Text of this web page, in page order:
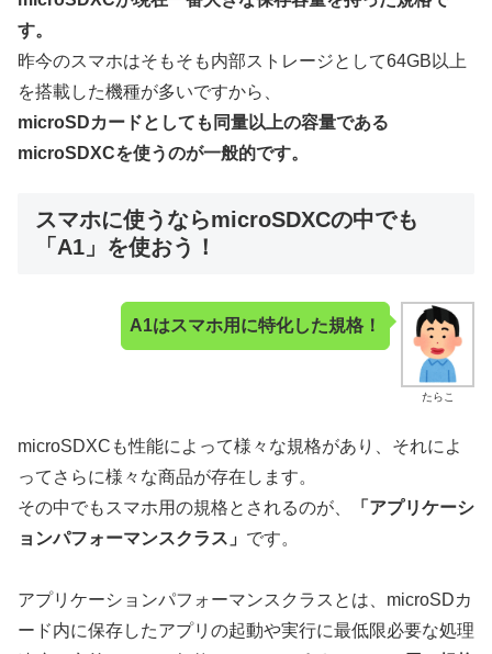
す。
昨今のスマホはそもそも内部ストレージとして64GB以上
を搭載した機種が多いですから、
microSDカードとしても同量以上の容量である
microSDXCを使うのが一般的です。
スマホに使うならmicroSDXCの中でも
「A1」を使おう！
たらこ
A1はスマホ用に特化した規格！
microSDXCも性能によって様々な規格があり、それによ
ってさらに様々な商品が存在します。
その中でもスマホ用の規格とされるのが、
「アプリケーシ
ョンパフォーマンスクラス」 です。
アプリケーションパフォーマンスクラスとは、microSDカ
ード内に保存したアプリの起動や実行に最低限必要な処理